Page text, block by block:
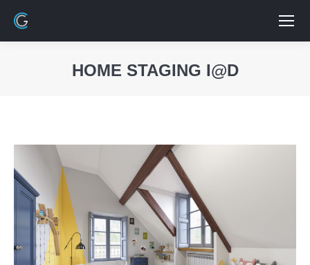
HOME STAGING I@D